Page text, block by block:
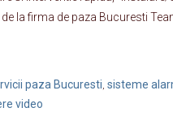
la firma de paza Bucuresti
paza Bucuresti, sisteme
video